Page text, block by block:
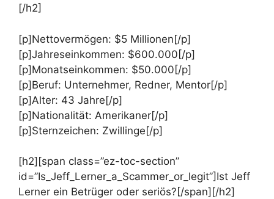
[/h2]
[p]Nettovermögen: $5 Millionen[/p]
[p]Jahreseinkommen: $600.000[/p]
[p]Monatseinkommen: $50.000[/p]
[p]Beruf: Unternehmer, Redner, Mentor[/p]
[p]Alter: 43 Jahre[/p]
[p]Nationalität: Amerikaner[/p]
[p]Sternzeichen: Zwillinge[/p]
[h2][span class=”ez-toc-section”
id=”Is_Jeff_Lerner_a_Scammer_or_legit”]Ist Jeff
Lerner ein Betrüger oder seriös?[/span][/h2]